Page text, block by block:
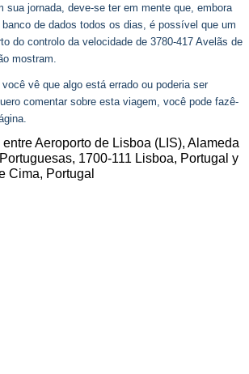
sua jornada, deve-se ter em mente que, embora
de dados todos os dias, é possível que um
do controlo da velocidade de 3780-417 Avelãs de
mostram.
vê que algo está errado ou poderia ser
comentar sobre esta viagem, você pode fazê-
Aeroporto de Lisboa (LIS), Alameda
1700-111 Lisboa, Portugal y
Cima, Portugal